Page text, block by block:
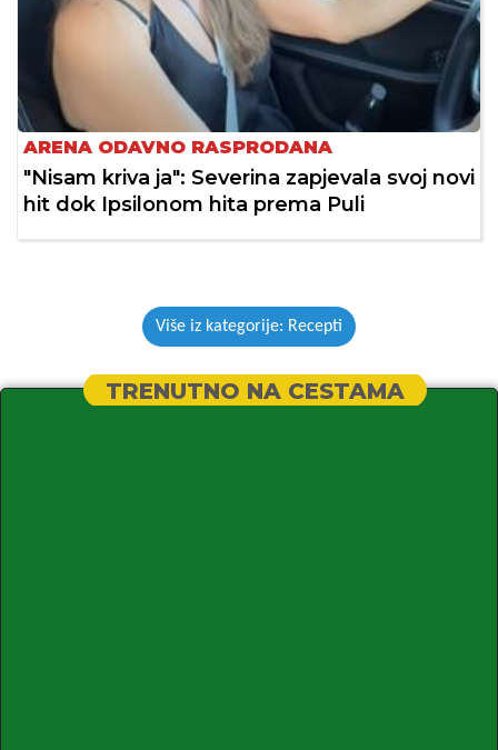
ARENA ODAVNO RASPRODANA
"Nisam kriva ja": Severina zapjevala svoj novi
hit dok Ipsilonom hita prema Puli
Više iz kategorije: Recepti
TRENUTNO NA CESTAMA